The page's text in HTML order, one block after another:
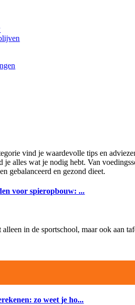
vind je waardevolle tips en
je alles wat je nodig hebt. Van
gebalanceerd en gezond dieet.
voor spieropbouw: ...
alleen in de sportschool, maar ook aan
zo weet je ho...